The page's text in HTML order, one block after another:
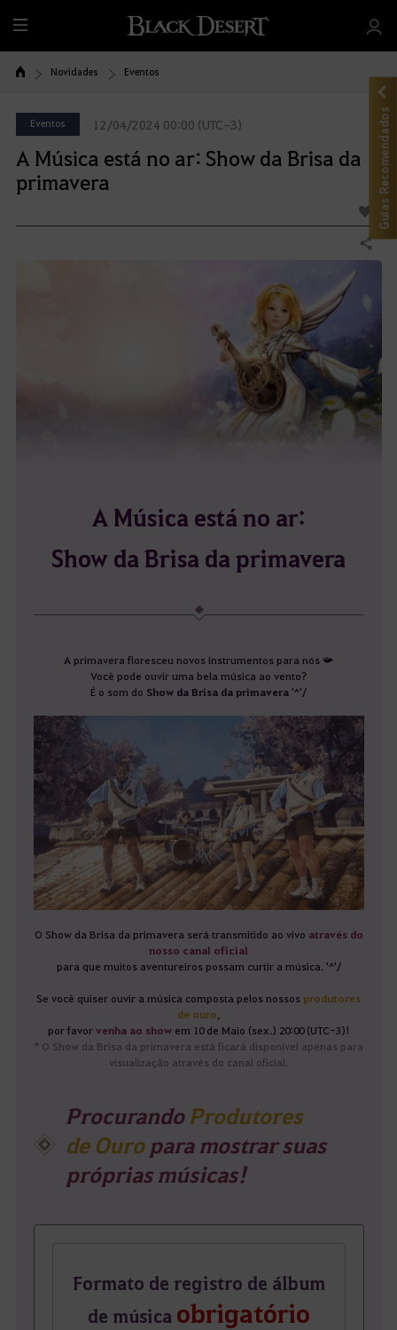
T
u
d
Novidades Eventos
Eventos 12/04/2024 00:00 (UTC-3)
A Música está no ar: Show da Brisa da
primavera
4
Compartilhar
A Música está no ar:
Show da Brisa da primavera
A primavera floresceu novos instrumentos para nós 📯
Você pode ouvir uma bela música ao vento?
É o som do Show da Brisa da primavera'^'/
O Show da Brisa da primavera será transmitido ao vivo através do
nosso canal oficial
para que muitos aventureiros possam curtir a música. '^'/
Se você quiser ouvir a música composta pelos nossos produtores
de ouro
por favorvenha ao showem 10 de Maio (sex.) 20:00 (UTC-3)!
* O Show da Brisa da primavera está ficará disponível apenas para
visualização através do canal oficial.
ProcurandoProdutores
de Ouropara mostrar suas
próprias músicas!
Formato de registro de álbum
de música obrigatório
Guias Recomendados